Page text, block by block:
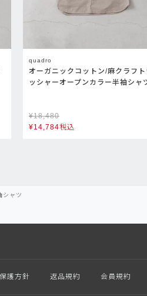
quadro
オーガニックコットン/麻クラフト
ッシャーオープンカラー半袖シャ
¥18,480
¥14,784税込
シャツ
護方針 返品規約 会員規約